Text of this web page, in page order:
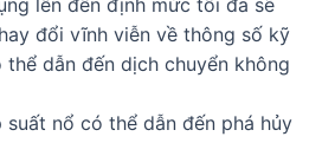
đổi vĩnh viễn về thông số kỹ
dẫn đến dịch chuyển không
nổ có thể dẫn đến phá hủy